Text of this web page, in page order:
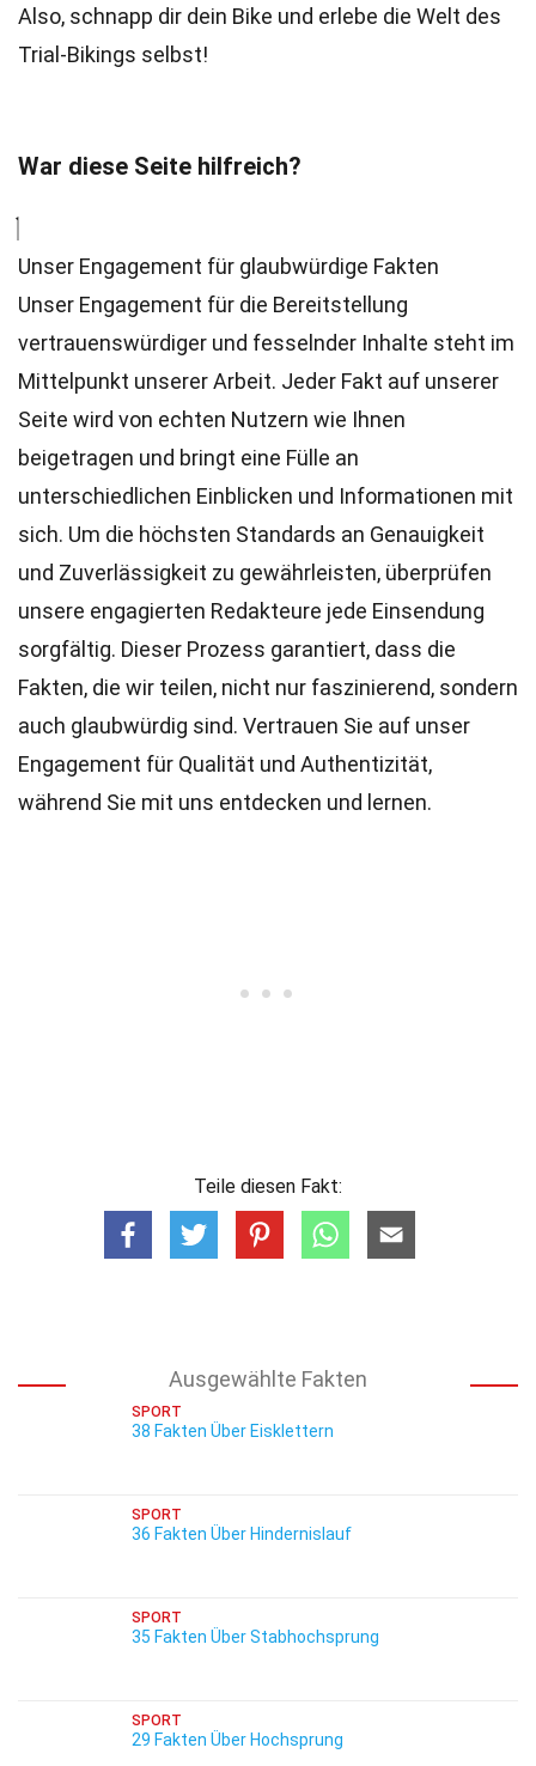
Also, schnapp dir dein Bike und erlebe die Welt des
Trial-Bikings selbst!
War diese Seite hilfreich?
Unser Engagement für glaubwürdige Fakten
Unser Engagement für die Bereitstellung
vertrauenswürdiger und fesselnder Inhalte steht im
Mittelpunkt unserer Arbeit. Jeder Fakt auf unserer
Seite wird von echten Nutzern wie Ihnen
beigetragen und bringt eine Fülle an
unterschiedlichen Einblicken und Informationen mit
sich. Um die höchsten Standards an Genauigkeit
und Zuverlässigkeit zu gewährleisten, überprüfen
unsere engagierten Redakteure jede Einsendung
sorgfältig. Dieser Prozess garantiert, dass die
Fakten, die wir teilen, nicht nur faszinierend, sondern
auch glaubwürdig sind. Vertrauen Sie auf unser
Engagement für Qualität und Authentizität,
während Sie mit uns entdecken und lernen.
Teile diesen Fakt:
Ausgewählte Fakten
SPORT
38 Fakten Über Eisklettern
SPORT
36 Fakten Über Hindernislauf
SPORT
35 Fakten Über Stabhochsprung
SPORT
29 Fakten Über Hochsprung